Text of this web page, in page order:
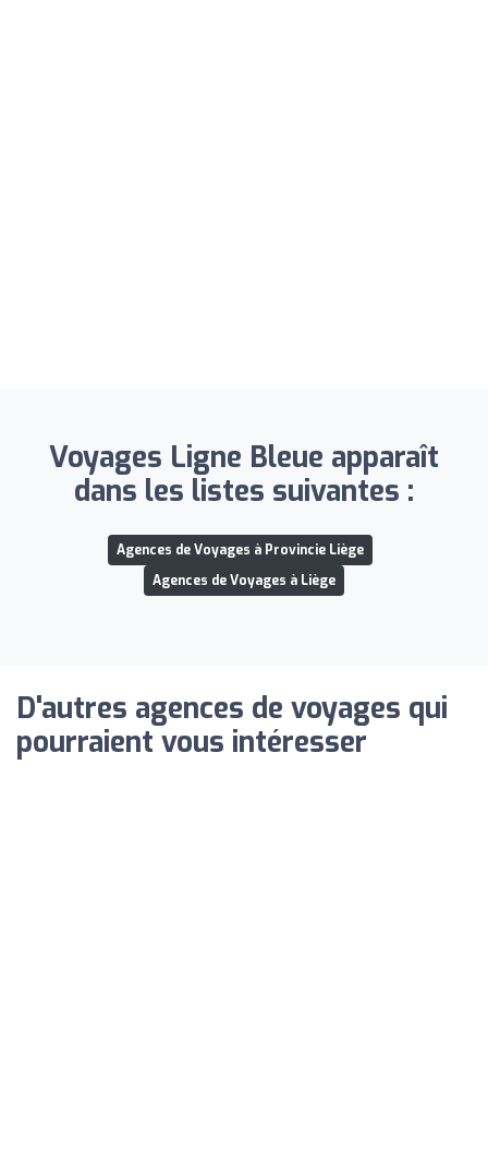
Voyages Ligne Bleue apparaît
dans les listes suivantes :
Agences de Voyages à Provincie Liège
Agences de Voyages à Liège
D'autres agences de voyages qui
pourraient vous intéresser